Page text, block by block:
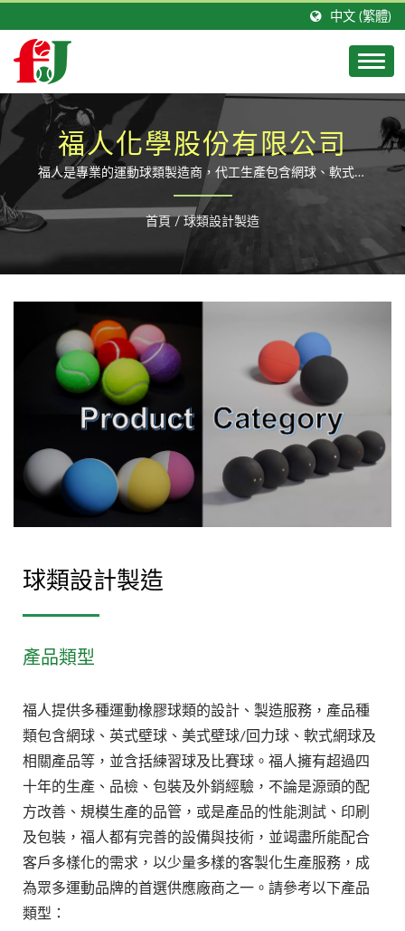
中文 (繁體)
福人化學股份有限公司
福人是專業的運動球類製造商，代工生產包含網球、軟式網
球、英式壁球、美式迴力球、美式手球等橡膠球類。
首頁 / 球類設計製造
球類設計製造
產品類型
福人提供多種運動橡膠球類的設計、製造服務，產品種
類包含網球、英式壁球、美式壁球/回力球、軟式網球及
相關產品等，並含括練習球及比賽球。福人擁有超過四
十年的生產、品檢、包裝及外銷經驗，不論是源頭的配
方改善、規模生產的品管，或是產品的性能測試、印刷
及包裝，福人都有完善的設備與技術，並竭盡所能配合
客戶多樣化的需求，以少量多樣的客製化生產服務，成
為眾多運動品牌的首選供應廠商之一。請參考以下產品
類型：